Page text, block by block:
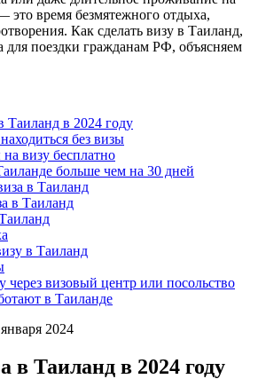
это время безмятежного отдыха,
Как сделать визу в Таиланд,
для поездки гражданам РФ, объясняем
Таиланд в 2024 году
без визы
визу бесплатно
больше чем на 30 дней
в Таиланд
в Таиланд
в Таиланд
через визовый центр или посольство
в Таиланде
2024
в Таиланд в 2024 году